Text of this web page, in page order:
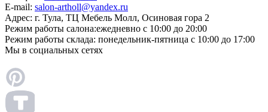
E-mail: salon-artholl@yandex.ru
Адрес: г. Тула, ТЦ Мебель Молл, Осиновая гора 2
Режим работы салона:ежедневно с 10:00 до 20:00
Режим работы склада: понедельник-пятница с 10:00 до 17:00
Мы в социальных сетях